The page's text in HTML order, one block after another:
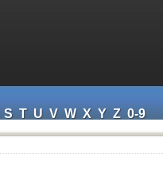
S T U V W X Y Z 0-9